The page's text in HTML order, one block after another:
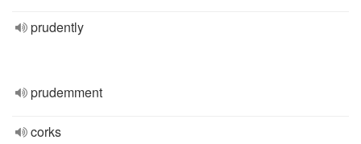
prudently
prudemment
corks